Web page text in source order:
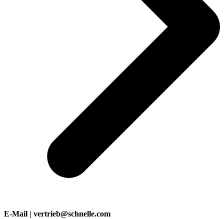
E-Mail | vertrieb@schnelle.com